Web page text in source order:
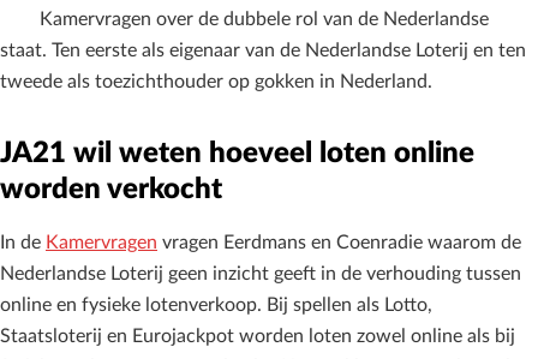
Kamervragen over de dubbele rol van de Nederlandse
staat. Ten eerste als eigenaar van de Nederlandse Loterij en ten
tweede als toezichthouder op gokken in Nederland.
JA21 wil weten hoeveel loten online
worden verkocht
In de Kamervragen vragen Eerdmans en Coenradie waarom de
Nederlandse Loterij geen inzicht geeft in de verhouding tussen
online en fysieke lotenverkoop. Bij spellen als Lotto,
Staatsloterij en Eurojackpot worden loten zowel online als bij